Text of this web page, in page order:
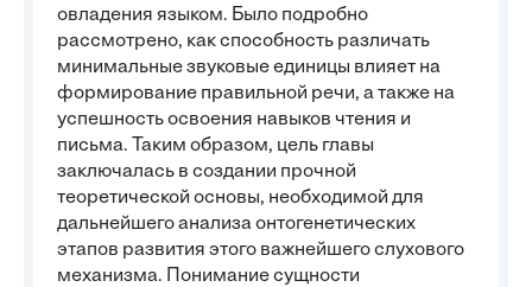
овладения языком. Было подробно
рассмотрено, как способность различать
минимальные звуковые единицы влияет на
формирование правильной речи, а также на
успешность освоения навыков чтения и
письма. Таким образом, цель главы
заключалась в создании прочной
теоретической основы, необходимой для
дальнейшего анализа онтогенетических
этапов развития этого важнейшего слухового
механизма. Понимание сущности